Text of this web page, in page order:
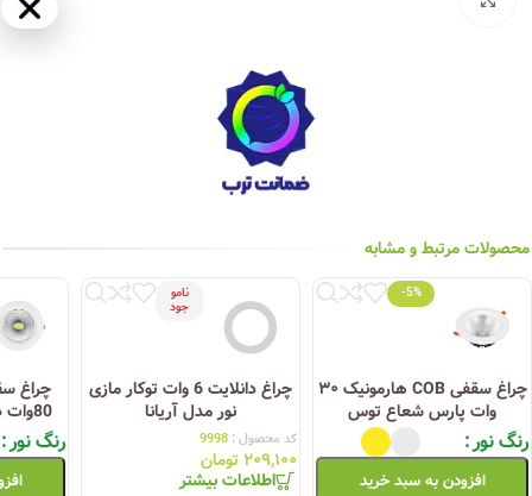
محصولات مرتبط و مشابه
-5%
چراغ سقفی COB هارمونیک ۳۰
وات پارس شعاع توس
رنگ نور
افزودن به سبد خرید
نامو
جود
چراغ دانلایت 6 وات توکار مازی
نور مدل آریانا
کد محصول : 9998
۲۰۹,۱۰۰ تومان
اطلاعات بیشتر
80وات دایره ای پارس شعاع
رنگ نور